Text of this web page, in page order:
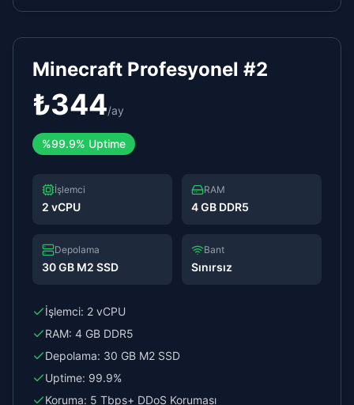
Minecraft Profesyonel #2
₺344/ay
%99.9% Uptime
İşlemci
2 vCPU
RAM
4 GB DDR5
Depolama
30 GB M2 SSD
Bant
Sınırsız
İşlemci: 2 vCPU
RAM: 4 GB DDR5
Depolama: 30 GB M2 SSD
Uptime: 99.9%
Koruma: 5 Tbps+ DDoS Koruması